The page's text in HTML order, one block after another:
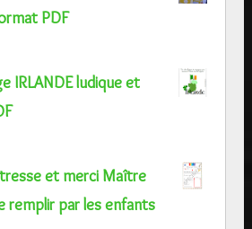
PDF
IRLANDE ludique et
et merci Maître
remplir par les enfants